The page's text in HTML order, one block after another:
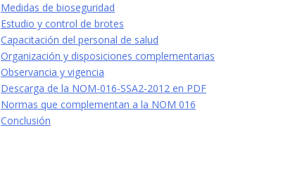
Medidas de bioseguridad
Estudio y control de brotes
Capacitación del personal de salud
Organización y disposiciones complementarias
Observancia y vigencia
Descarga de la NOM-016-SSA2-2012 en PDF
Normas que complementan a la NOM 016
Conclusión